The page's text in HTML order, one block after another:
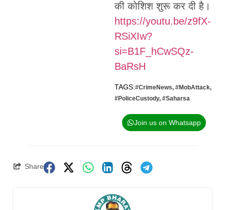
की कोशिश शुरू कर दी है।
https://youtu.be/z9fX-
RSiXIw?
si=B1F_hCwSQz-
BaRsH
TAGS:#CrimeNews, #MobAttack,
#PoliceCustody, #Saharsa
Join us on Whatsapp
Share